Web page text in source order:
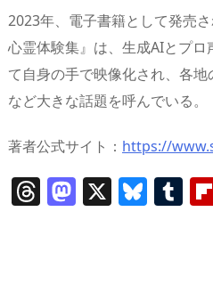
2023年、電子書籍として発売
心霊体験集』は、生成AIとプ
て自身の手で映像化され、各
など大きな話題を呼んでいる。
著者公式サイト： https://
T M X Bl T